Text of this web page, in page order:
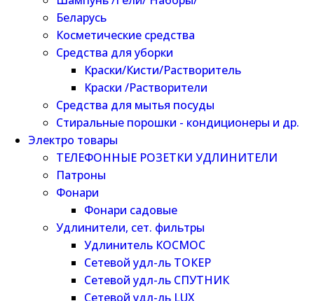
Беларусь
Косметические средства
Средства для уборки
Краски/Кисти/Растворитель
Краски /Растворители
Средства для мытья посуды
Стиральные порошки - кондиционеры и др.
Электро товары
ТЕЛЕФОННЫЕ РОЗЕТКИ УДЛИНИТЕЛИ
Патроны
Фонари
Фонари садовые
Удлинители, сет. фильтры
Удлинитель КОСМОС
Сетевой удл-ль ТОКЕР
Сетевой удл-ль СПУТНИК
Сетевой удл-ль LUX